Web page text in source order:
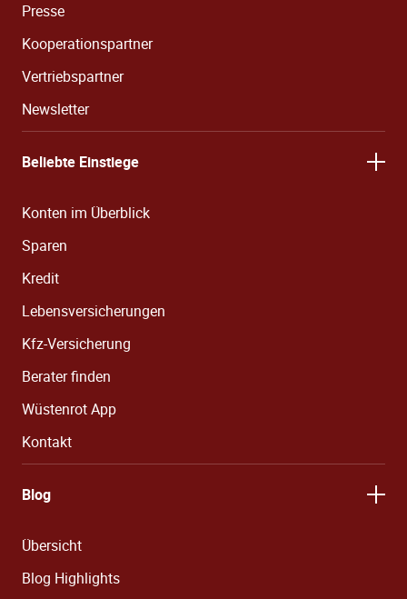
Presse
Kooperationspartner
Vertriebspartner
Newsletter
Beliebte Einstiege
Konten im Überblick
Sparen
Kredit
Lebensversicherungen
Kfz-Versicherung
Berater finden
Wüstenrot App
Kontakt
Blog
Übersicht
Blog Highlights